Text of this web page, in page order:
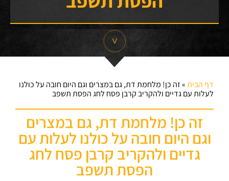
דף הבית»זה כן! מלחמת דת, גם במצרים וגם היום חובה על כולנו
לעלות עם גדיים ולהקריב קרבן פסח לחג הפסת תשפב
זה כן! מלחמת דת, גם במצרים
וגם היום חובה על כולנו לעלות עם
גדיים ולהקריב קרבן פסח לחג
הפסת תשפב